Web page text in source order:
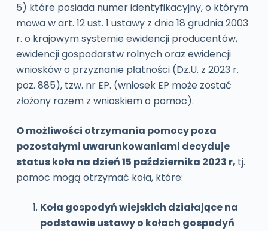
5) które posiada numer identyfikacyjny, o którym
mowa w art. 12 ust. 1 ustawy z dnia 18 grudnia 2003
r. o krajowym systemie ewidencji producentów,
ewidencji gospodarstw rolnych oraz ewidencji
wniosków o przyznanie płatności (Dz.U. z 2023 r.
poz. 885), tzw. nr EP. (wniosek EP może zostać
złożony razem z wnioskiem o pomoc).
O możliwości otrzymania pomocy poza
pozostałymi uwarunkowaniami decyduje
status koła na dzień 15 października 2023 r, tj.
pomoc mogą otrzymać koła, które:
Koła gospodyń wiejskich działające na
podstawie ustawy o kołach gospodyń